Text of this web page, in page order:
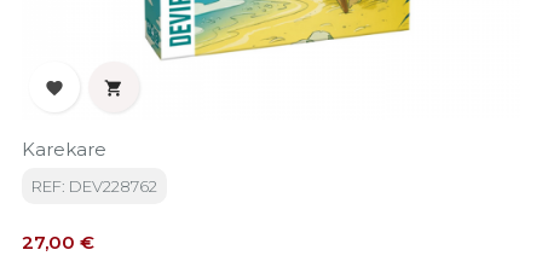
 
Karekare
REF: DEV228762
Precio
27,00 €